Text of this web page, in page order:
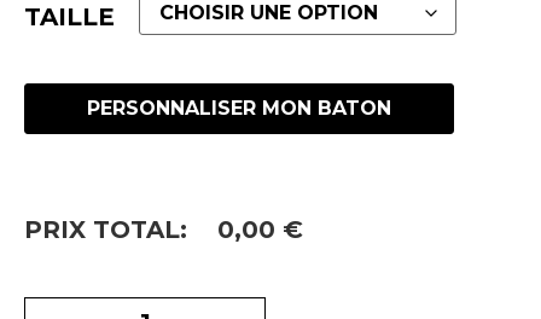
TAILLE
PERSONNALISER MON BATON
PRIX TOTAL: 0,00 €